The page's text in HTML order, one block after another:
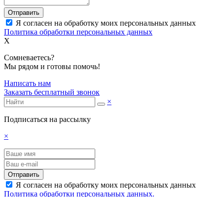
Отправить
Я согласен на обработку моих персональных данных
Политика обработки персональных данных
X
Сомневаетесь?
Мы рядом и готовы помочь!
Написать нам
Заказать бесплатный звонок
×
Подписаться на рассылку
×
Отправить
Я согласен на обработку моих персональных данных
Политика обработки персональных данных.